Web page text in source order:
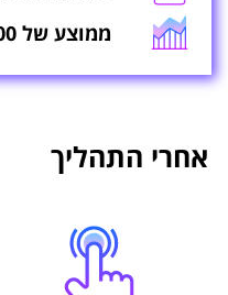
ממוצע של 20,000 חשיפות בתקציב נתון
אחרי התהליך